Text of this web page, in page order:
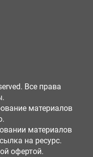
Все права
материалов
материалов
на ресурс.
офертой.